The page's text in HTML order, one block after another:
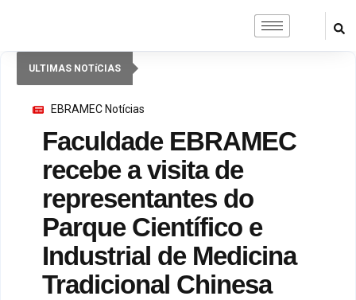
ULTIMAS NOTíCIAS
EBRAMEC Notícias
Faculdade EBRAMEC
recebe a visita de
representantes do
Parque Científico e
Industrial de Medicina
Tradicional Chinesa